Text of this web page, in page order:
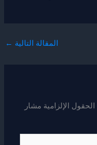
المقالة التالية ←
الحقول الإلزامية مشار